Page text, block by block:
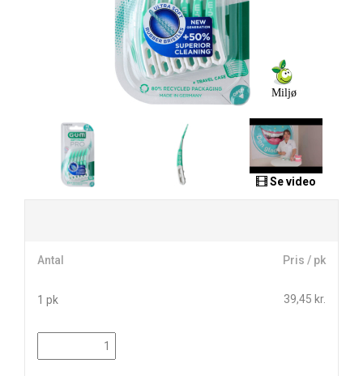
Miljø
Se video
Antal Pris / pk
1 pk 39,45 kr.